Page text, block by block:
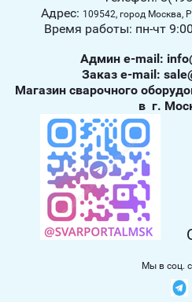
Адрес: 109542, город Москва,
Время работы: пн-чт
Админ е-mail:
Заказ е-mail:
Магазин сварочного
в г.
Мы в соц.